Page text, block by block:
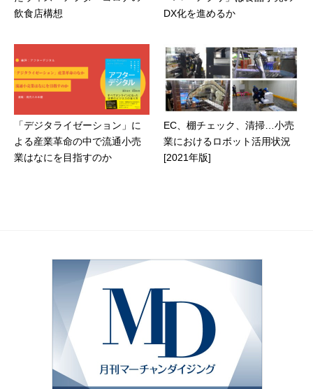
飲食店構想
DX化を進めるか
「デジタライゼーション」に
よる産業革命の中で流通小売
業はなにを目指すのか
EC、棚チェック、清掃…小売
業におけるロボット活用状況
[2021年版]